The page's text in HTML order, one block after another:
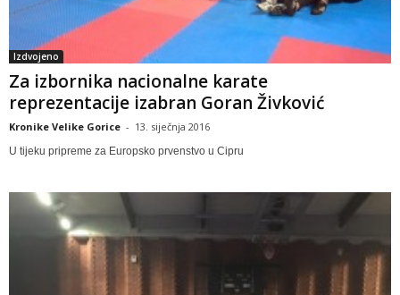
Izdvojeno
Za izbornika nacionalne karate
reprezentacije izabran Goran Živković
Kronike Velike Gorice - 13. siječnja 2016
U tijeku pripreme za Europsko prvenstvo u Cipru